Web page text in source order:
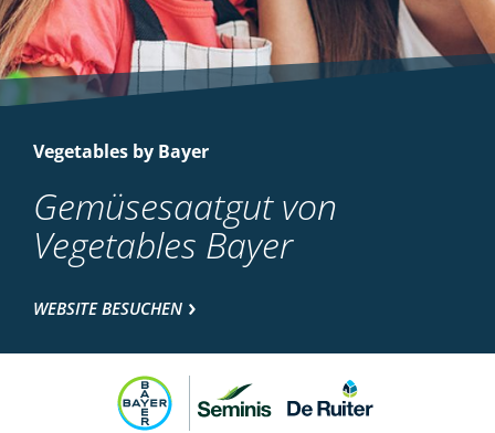
Vegetables by Bayer
Gemüsesaatgut von
Vegetables Bayer
WEBSITE BESUCHEN